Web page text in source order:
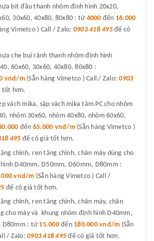
bịt đầu thanh nhôm định hình 20x20,
30x60, 40x80, 80x80 : từ 4000 đến 16.000
Vimetco ) Call / Zalo: 0903 418 495để có
che bụi rãnh thanh nhôm định hình
60x60, 30x60, 40x80, 80x80 :
vnd/m(Sẵn hàng Vimetco ) Call / Zalo:0903
tốt hơn.
vách mika, sập vách mika tâm PC cho nhôm
nhôm 30x60, nhôm 40x80, nhôm 60x60,
đến 65.000 vnd/m(Sẵn hàng Vimetco )
495 để có giá tốt hơn.
chỉnh, ren tăng chỉnh, chân máy dùng cho
D40mm, D50mm, D60mm, D80mm :
vnd/m (Sẵn hàng Vimetco ) Call /
để có giá tốt hơn.
chỉnh, ren tăng chỉnh, chân máy, chân
cho máy và khung nhôm định hình D40mm,
D80mm : từ 15.000đến 180.000 vnd/m (Sẵn
/ Zalo: 0903 418 495 để có giá tốt hơn.